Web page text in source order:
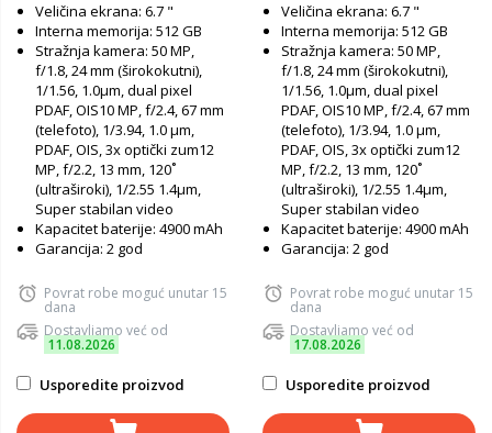
Veličina ekrana: 6.7 "
Interna memorija: 512 GB
Stražnja kamera: 50 MP,
f/1.8, 24 mm (širokokutni),
1/1.56, 1.0µm, dual pixel
PDAF, OIS10 MP, f/2.4, 67 mm
(telefoto), 1/3.94, 1.0 µm,
PDAF, OIS, 3x optički zum12
MP, f/2.2, 13 mm, 120˚
(ultraširoki), 1/2.55 1.4µm,
Super stabilan video
Kapacitet baterije: 4900 mAh
Garancija: 2 god
Povrat robe moguć unutar 15
dana
Dostavljamo već od
11.08.2026
Usporedite proizvod
Veličina ekrana: 6.7 "
Interna memorija: 512 GB
Stražnja kamera: 50 MP,
f/1.8, 24 mm (širokokutni),
1/1.56, 1.0µm, dual pixel
PDAF, OIS10 MP, f/2.4, 67 mm
(telefoto), 1/3.94, 1.0 µm,
PDAF, OIS, 3x optički zum12
MP, f/2.2, 13 mm, 120˚
(ultraširoki), 1/2.55 1.4µm,
Super stabilan video
Kapacitet baterije: 4900 mAh
Garancija: 2 god
Povrat robe moguć unutar 15
dana
Dostavljamo već od
17.08.2026
Usporedite proizvod